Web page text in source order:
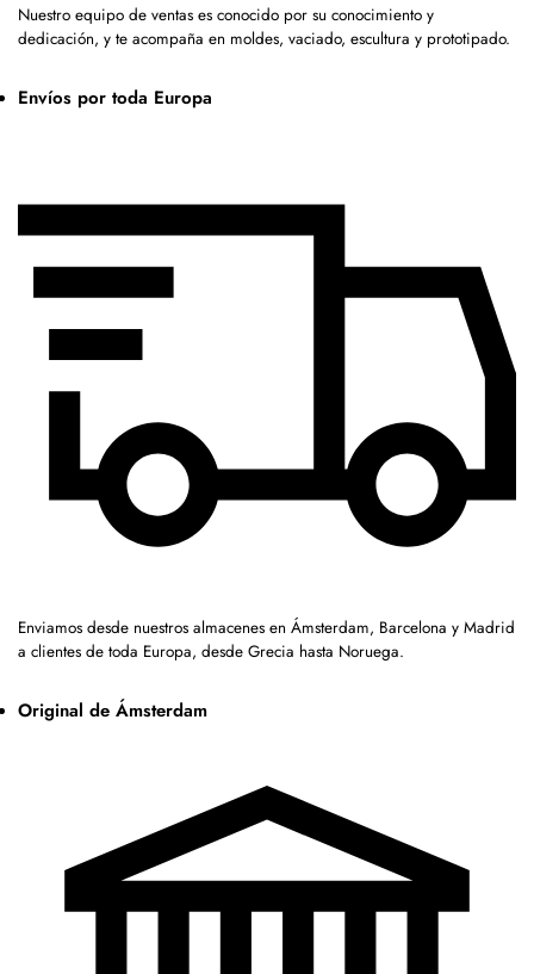
Nuestro equipo de ventas es conocido por su conocimiento y
dedicación, y te acompaña en moldes, vaciado, escultura y prototipado.
Envíos por toda Europa
Enviamos desde nuestros almacenes en Ámsterdam, Barcelona y Madrid
a clientes de toda Europa, desde Grecia hasta Noruega.
Original de Ámsterdam